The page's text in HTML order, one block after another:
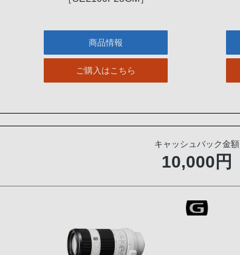
商品情報
ご購入はこちら
キャッシュバック金額
10,000円